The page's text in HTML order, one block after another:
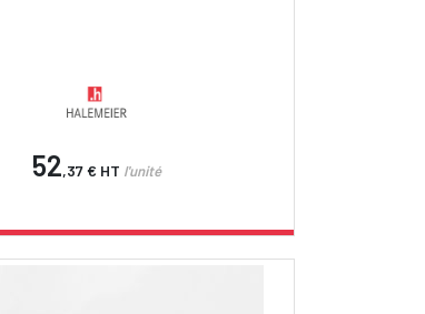
52,37 € HT l'unité